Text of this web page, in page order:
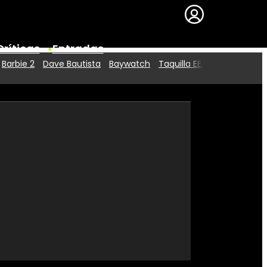
Entradas
Premios
Barbie 2 Dave Bautista Baywatch Taquilla EE.UU.